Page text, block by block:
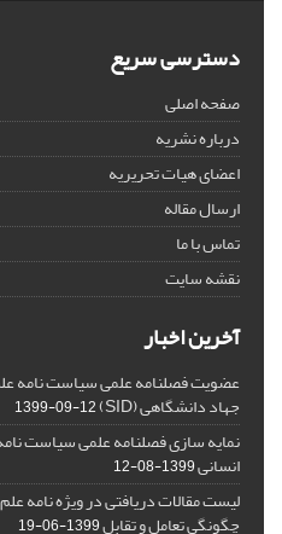
دسترسی سریع
صفحه اصلی
درباره نشریه
اعضای هیات تحریریه
ارسال مقاله
تماس با ما
نقشه سایت
آخرین اخبار
عضویت فصلنامه علمی سیاست نامه
جهاد دانشگاهی (SID) 1399-09-12
نمایه سازی فصلنامه علمی سیاست
انسانی1399-08-12
لیست مقالات دریافتی در ویژه نامه
چگونگی تعامل و تقابل1399-06-19